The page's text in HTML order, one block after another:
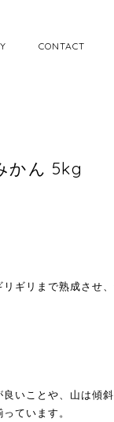
CONTACT
かん 5kg
ギリまで熟成させ
いことや、山は傾
ています。